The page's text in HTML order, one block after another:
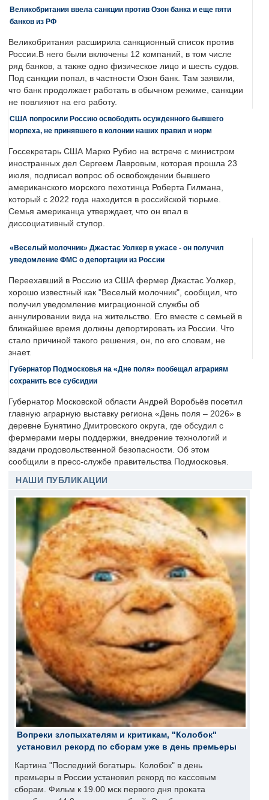
Великобритания ввела санкции против Озон банка и еще пяти
банков из РФ
Великобритания расширила санкционный список против
России.В него были включены 12 компаний, в том числе
ряд банков, а также одно физическое лицо и шесть судов.
Под санкции попал, в частности Озон банк. Там заявили,
что банк продолжает работать в обычном режиме, санкции
не повлияют на его работу.
США попросили Россию освободить осужденного бывшего
морпеха, не принявшего в колонии наших правил и норм
Госсекретарь США Марко Рубио на встрече с министром
иностранных дел Сергеем Лавровым, которая прошла 23
июля, подписал вопрос об освобождении бывшего
американского морского пехотинца Роберта Гилмана,
который с 2022 года находится в российской тюрьме.
Семья американца утверждает, что он впал в
диссоциативный ступор.
«Веселый молочник» Джастас Уолкер в ужасе - он получил
уведомление ФМС о депортации из России
Переехавший в Россию из США фермер Джастас Уолкер,
хорошо известный как "Веселый молочник", сообщил, что
получил уведомление миграционной службы об
аннулировании вида на жительство. Его вместе с семьей в
ближайшее время должны депортировать из России. Что
стало причиной такого решения, он, по его словам, не
знает.
Губернатор Подмосковья на «Дне поля» пообещал аграриям
сохранить все субсидии
Губернатор Московской области Андрей Воробьёв посетил
главную аграрную выставку региона «День поля – 2026» в
деревне Бунятино Дмитровского округа, где обсудил с
фермерами меры поддержки, внедрение технологий и
задачи продовольственной безопасности. Об этом
сообщили в пресс-службе правительства Подмосковья.
НАШИ ПУБЛИКАЦИИ
Вопреки злопыхателям и критикам, "Колобок"
установил рекорд по сборам уже в день премьеры
Картина "Последний богатырь. Колобок" в день
премьеры в России установил рекорд по кассовым
сборам. Фильм к 19.00 мск первого дня проката